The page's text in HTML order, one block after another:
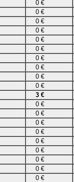
0 €
0 €
0 €
0 €
0 €
0 €
0 €
0 €
0 €
0 €
3 €
0 €
0 €
0 €
0 €
0 €
0 €
0 €
0 €
0 €